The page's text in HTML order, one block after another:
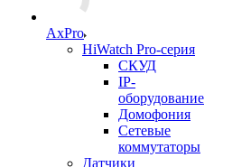
AxPro
HiWatch Pro-серия
CКУД
IP-
оборудование
Домофония
Сетевые
коммутаторы
Датчики